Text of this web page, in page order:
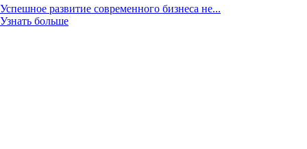
Успешное развитие современного бизнеса не...
Узнать больше